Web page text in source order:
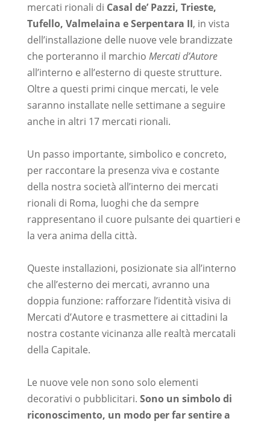
mercati rionali di Casal de’ Pazzi, Trieste,
Tufello, Valmelaina e Serpentara II, in vista
dell’installazione delle nuove vele brandizzate
che porteranno il marchio Mercati d’Autore
all’interno e all’esterno di queste strutture.
Oltre a questi primi cinque mercati, le vele
saranno installate nelle settimane a seguire
anche in altri 17 mercati rionali.
Un passo importante, simbolico e concreto,
per raccontare la presenza viva e costante
della nostra società all’interno dei mercati
rionali di Roma, luoghi che da sempre
rappresentano il cuore pulsante dei quartieri e
la vera anima della città.
Queste installazioni, posizionate sia all’interno
che all’esterno dei mercati, avranno una
doppia funzione: rafforzare l’identità visiva di
Mercati d’Autore e trasmettere ai cittadini la
nostra costante vicinanza alle realtà mercatali
della Capitale.
Le nuove vele non sono solo elementi
decorativi o pubblicitari. Sono un simbolo di
riconoscimento, un modo per far sentire a